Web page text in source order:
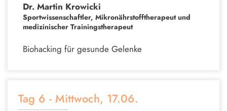
Dr. Martin Krowicki
Sportwissenschaftler, Mikronährstofftherapeut und
medizinischer Trainingstherapeut
Biohacking für gesunde Gelenke
Tag 6 - Mittwoch, 17.06.